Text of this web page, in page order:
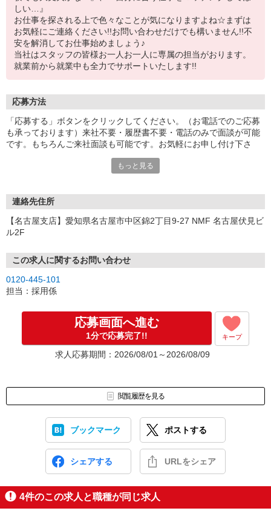
しい…』
お仕事を探される上で色々なことが気になりますよね☆まずは
お気軽にご連絡ください!!お問い合わせだけでも構いません!!不
安を解消してお仕事始めましょう♪
当社はスタッフの皆様お一人お一人に専属の担当がおります。
就業前から就業中も全力でサポートいたします!!
応募方法
「応募する」ボタンをクリックしてください。（お電話でのご応募
も承っております）来社不要・履歴書不要・電話のみで面談が可能
です。もちろんご来社面談も可能です。お気軽にお申し付け下さ
もっと見る
連絡先住所
【名古屋支店】愛知県名古屋市中区錦2丁目9-27 NMF 名古屋伏見ビ
ル2F
この求人に関するお問い合わせ
0120-445-101
担当：採用係
応募画面へ進む
1分で応募完了!! キープ
求人応募期間：2026/08/01～2026/08/09
閲覧履歴を見る
ブックマーク ポストする
シェアする URLをシェア
4件のこの求人と職種が同じ求人